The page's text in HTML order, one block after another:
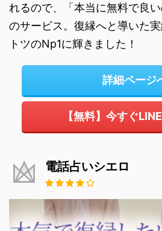
れるので、「本当に無料で良
のサービス。復縁へと導いた
トツのNp1に輝きました！
詳細ページ
【無料】今すぐ
電話占いシエロ